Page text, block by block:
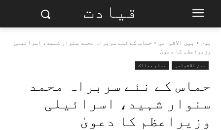
قیادت
ہوم بین الاقوامی
حماس کے نئے سربراہ محمد سنوار شہید، اسرائیلی
وزیراعظم کا دعویٰ
بین الاقوامی مسلم ممالک
حماس کے نئے سربراہ محمد
سنوار شہید، اسرائیلی
وزیراعظم کا دعویٰ